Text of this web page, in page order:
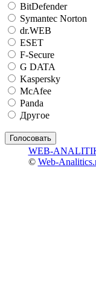
BitDefender
Symantec Norton
dr.WEB
ESET
F-Secure
G DATA
Kaspersky
McAfee
Panda
Другое
WEB-
© Web-